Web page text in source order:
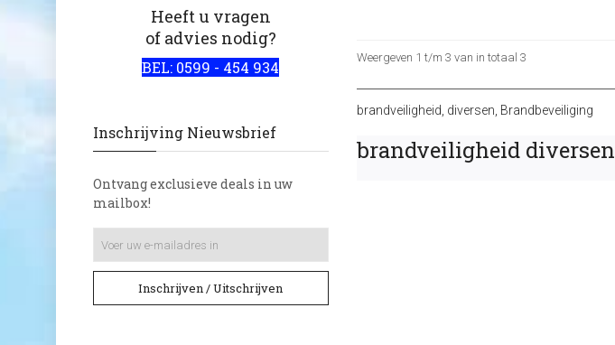
Heeft u vragen
of advies nodig?
BEL: 0599 - 454 934
Inschrijving Nieuwsbrief
Ontvang exclusieve deals in uw
mailbox!
Inschrijven / Uitschrijven
Weergeven 1 t/m 3 van in totaal 3
brandveiligheid diversen Brandbeveiliging
brandveiligheid diversen